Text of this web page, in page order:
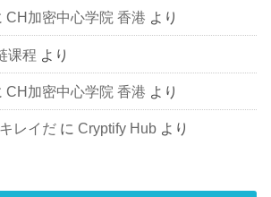
CH加密中心学院 香港 より
课程 より
CH加密中心学院 香港 より
レイだ にCryptify Hub より